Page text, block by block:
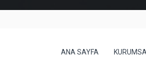
ANA SAYFA KURUMSAL